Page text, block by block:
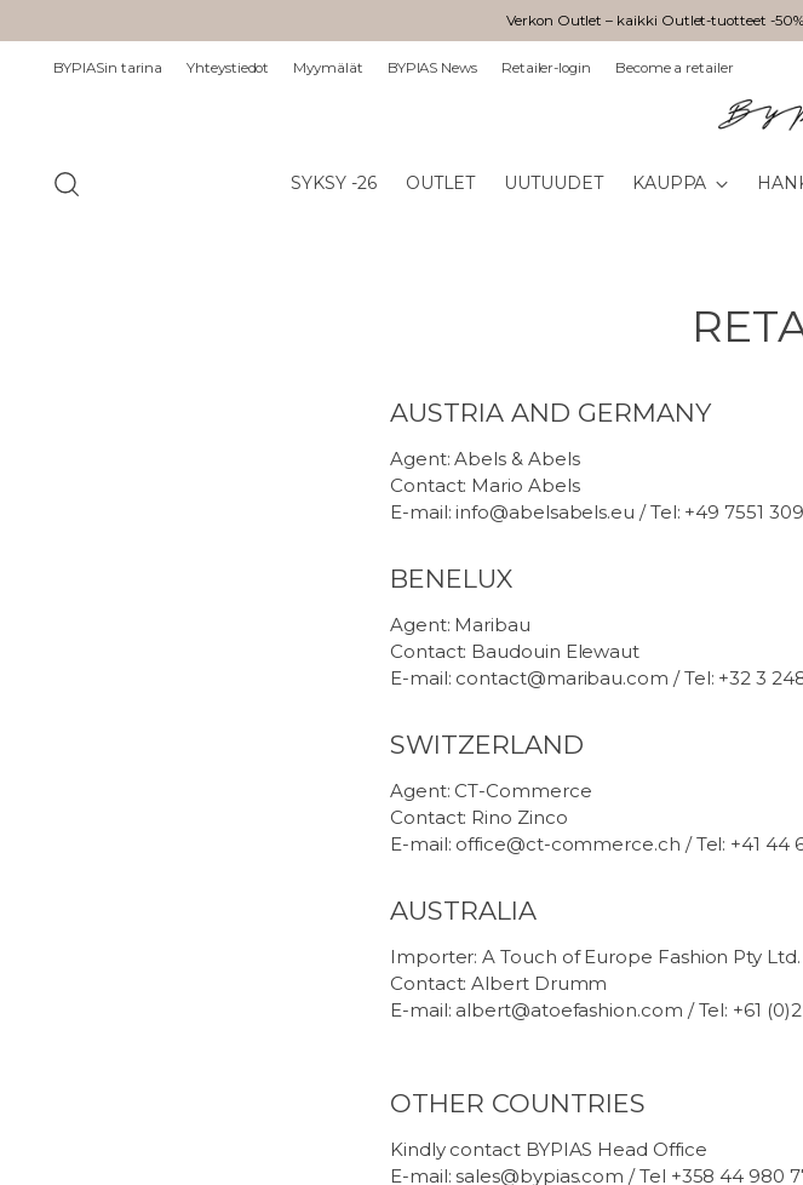
Verkon Outlet – kaikki Outlet-tuotteet -
BYPIASin tarina Yhteystiedot Myymälät BYPIAS News Retailer-login Become a retailer
SYKSY -26 OUTLET UUTUUDET KAUPPA
AUSTRIA AND GERMANY
Agent: Abels & Abels
Contact: Mario Abels
E-mail: info@abelsabels.eu / Tel: +49 7551
BENELUX
Agent: Maribau
Contact: Baudouin Elewaut
E-mail: contact@maribau.com / Tel: +32 3
SWITZERLAND
Agent: CT-Commerce
Contact: Rino Zinco
E-mail: office@ct-commerce.ch / Tel: +41 44
AUSTRALIA
Importer:A Touch of Europe Fashion Pty Ltd.
Contact: Albert Drumm
E-mail: albert@atoefashion.com / Tel: +61
OTHER COUNTRIES
Kindly contact BYPIAS Head Office
E-mail: sales@bypias.com / Tel +358 44 980